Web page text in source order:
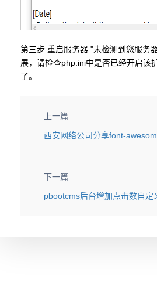
第三步.重启服务器."未检测到您服务
展，请检查php.ini中是否已经开启该
了。
上一篇
西安网络公司分享font-
下一篇
pbootcms后台增加点击数自定